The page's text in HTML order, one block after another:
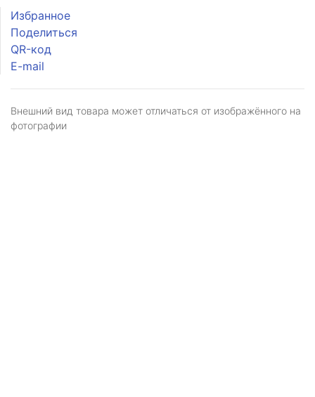
Избранное
Поделиться
QR-код
E-mail
Внешний вид товара может отличаться от изображённого на
фотографии